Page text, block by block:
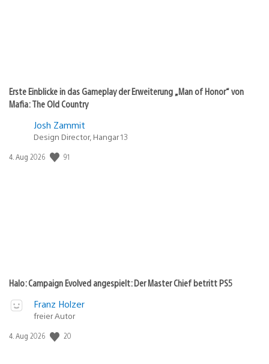
Erste Einblicke in das Gameplay der Erweiterung „Man of Honor“ von
Mafia: The Old Country
Josh Zammit
Design Director, Hangar 13
Veröffentlichungsdatum:
4. Aug 2026 91
Halo: Campaign Evolved angespielt: Der Master Chief betritt PS5
Franz Holzer
freier Autor
Veröffentlichungsdatum:
4. Aug 2026 20